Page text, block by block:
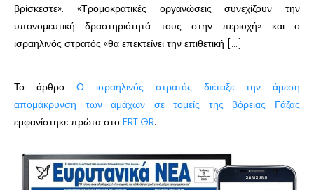
βρίσκεστε». «Τρομοκρατικές οργανώσεις συνεχίζουν την
υπονομευτική δραστηριότητά τους στην περιοχή» και ο
ισραηλινός στρατός «θα επεκτείνει την επιθετική […]
Το άρθρο Ο ισραηλινός στρατός διέταξε την άμεση
απομάκρυνση των αμάχων σε τομείς της βόρειας Γάζας
εμφανίστηκε πρώτα στο ERT.GR.